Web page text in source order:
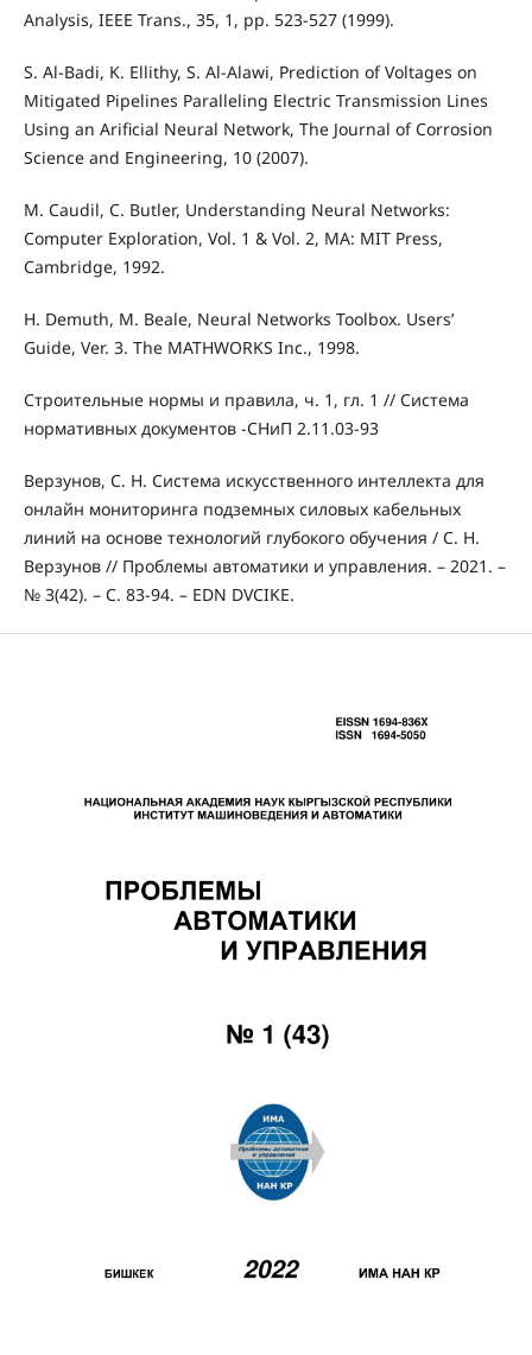
Analysis, IEEE Trans., 35, 1, pp. 523-527 (1999).
S. Al-Badi, K. Ellithy, S. Al-Alawi, Prediction of Voltages on
Mitigated Pipelines Paralleling Electric Transmission Lines
Using an Arificial Neural Network, The Journal of Corrosion
Science and Engineering, 10 (2007).
M. Caudil, C. Butler, Understanding Neural Networks:
Computer Exploration, Vol. 1 & Vol. 2, MA: MIT Press,
Cambridge, 1992.
H. Demuth, M. Beale, Neural Networks Toolbox. Users’
Guide, Ver. 3. The MATHWORKS Inc., 1998.
Строительные нормы и правила, ч. 1, гл. 1 // Система
нормативных документов -СНиП 2.11.03-93
Верзунов, С. Н. Система искусственного интеллекта для
онлайн мониторинга подземных силовых кабельных
линий на основе технологий глубокого обучения / С. Н.
Верзунов // Проблемы автоматики и управления. – 2021. –
№ 3(42). – С. 83-94. – EDN DVCIKE.